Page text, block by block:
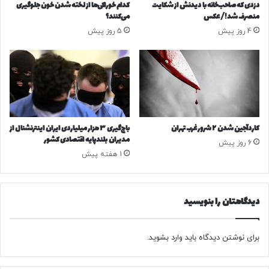
واقعی قوانین، بیش از گذشته به یک ضرورت ملی تبدیل شده
است.
منبع
کپی لینک
گ
ا
م
ب
ت
ف
ا
ش
و
ر
ا
ع
ا
ل
ا
م
دزدی که صاحب‌خانه با دیدنش از شکایت
منصرف شد!/ عکس
4 روز پیش
کدام خوراکی‌ها از لخته شدن خون جلوگیری
می‌کنند؟
5 روز پیش
کاردآجین شدن ۲ شرور غرب تهران
6 روز پیش
باج‌گیری ۳ هزار میلیاردی ایران اینترنشنال از
مدیران بلندپایه اقتصادی کشور
1 هفته پیش
دیدگاهتان را بنویسید
برای نوشتن دیدگاه باید وارد بشوید.